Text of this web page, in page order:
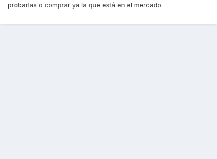
probarlas o comprar ya la que está en el mercado.